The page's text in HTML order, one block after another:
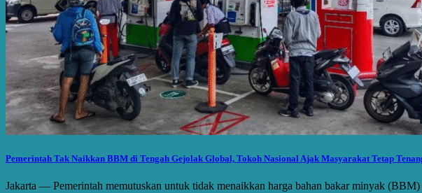
Pemerintah Tak Naikkan BBM di Tengah Gejolak Global, Tokoh Nasional Ajak Masyarakat Tetap
Jakarta — Pemerintah memutuskan untuk tidak menaikkan harga bahan bakar minyak